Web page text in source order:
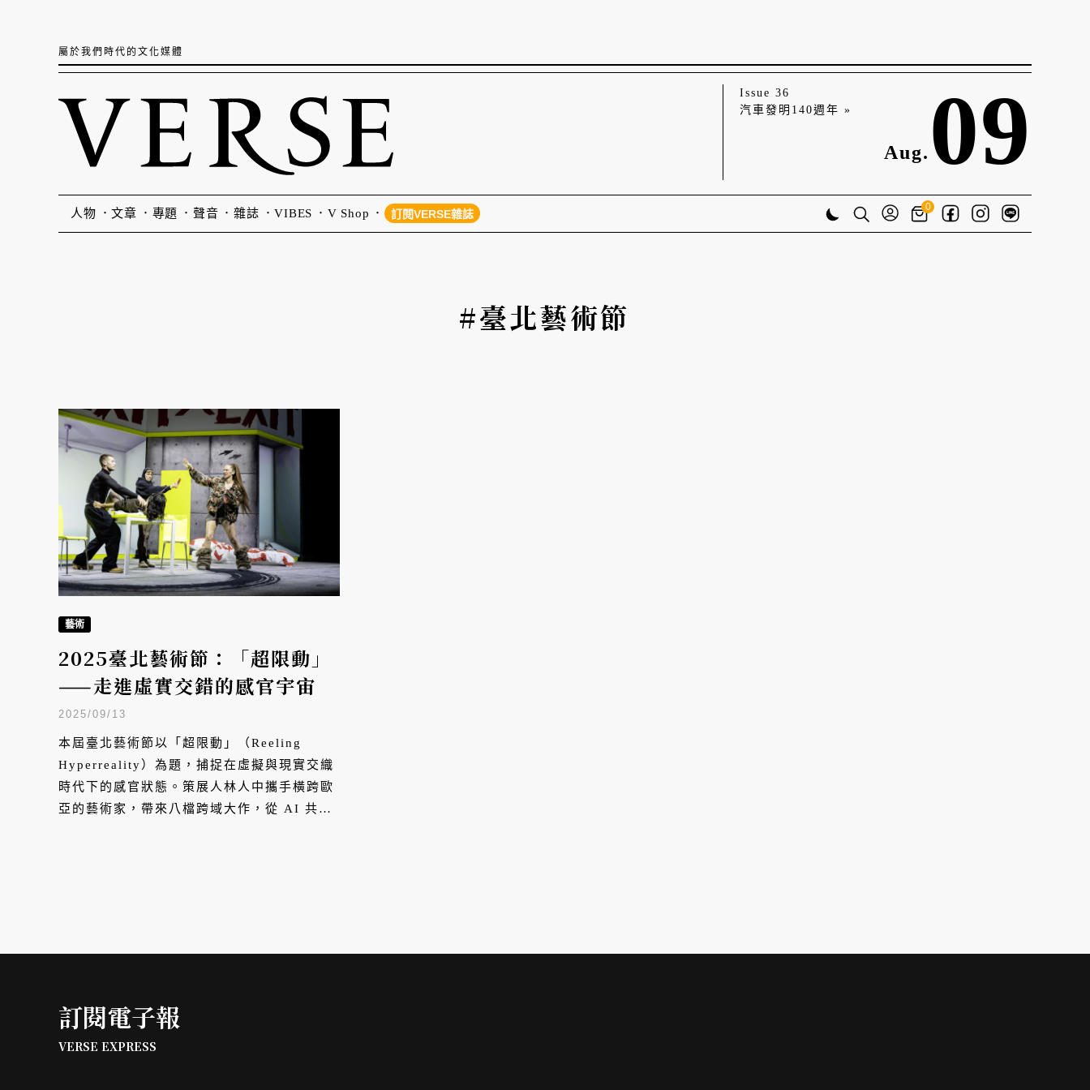
屬於我們時代的文化媒體
Issue 36
汽車發明140週年 »
Aug. 09
人物 文章 專題 聲音 雜誌 VIBES V Shop 訂閱VERSE雜誌
0
#臺北藝術節
藝術
2025臺北藝術節：「超限動」
——走進虛實交錯的感官宇宙
2025/09/13
本屆臺北藝術節以「超限動」（Reeling
Hyperreality）為題，捕捉在虛擬與現實交織
時代下的感官狀態。策展人林人中攜手橫跨歐
亞的藝術家，帶來八檔跨域大作，從 AI 共
訂閱電子報
VERSE EXPRESS